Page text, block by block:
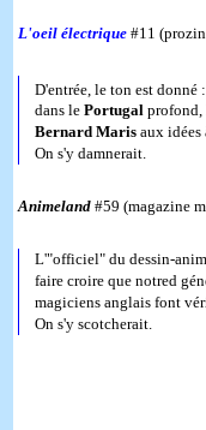
L'oeil électrique #11
D'entrée, le ton est
dans le Portugalprofond,
Bernard Marisaux idées
On s'y damnerait.
Animeland#59 (magazine
L'"officiel" du dessin-
faire croire que notred
magiciens anglais font
On s'y scotcherait.